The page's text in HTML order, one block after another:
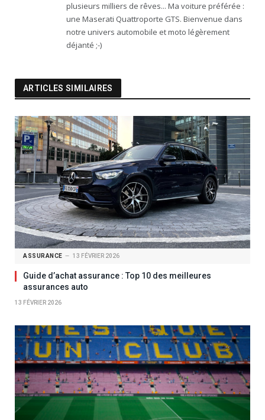
plusieurs milliers de rêves... Ma voiture préférée :
une Maserati Quattroporte GTS. Bienvenue dans
notre univers automobile et moto légèrement
déjanté ;-)
ARTICLES SIMILAIRES
ASSURANCE 13 FÉVRIER 2026
Guide d’achat assurance : Top 10 des meilleures
assurances auto
13 FÉVRIER 2026